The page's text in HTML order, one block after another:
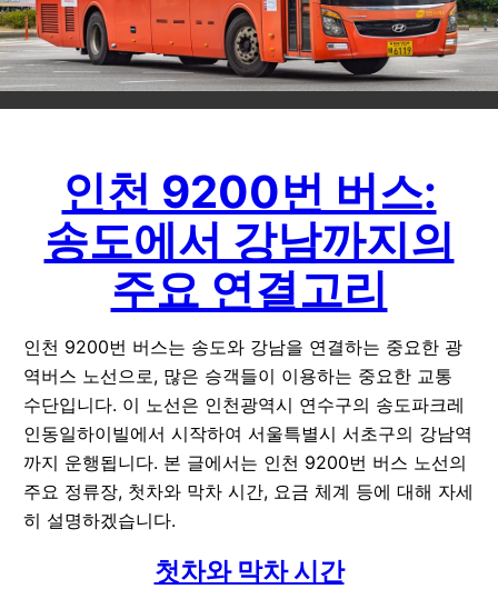
인천 9200번 버스:
송도에서 강남까지의
주요 연결고리
인천 9200번 버스는 송도와 강남을 연결하는 중요한 광
역버스 노선으로, 많은 승객들이 이용하는 중요한 교통
수단입니다. 이 노선은 인천광역시 연수구의 송도파크레
인동일하이빌에서 시작하여 서울특별시 서초구의 강남역
까지 운행됩니다. 본 글에서는 인천 9200번 버스 노선의
주요 정류장, 첫차와 막차 시간, 요금 체계 등에 대해 자세
히 설명하겠습니다.
첫차와 막차 시간